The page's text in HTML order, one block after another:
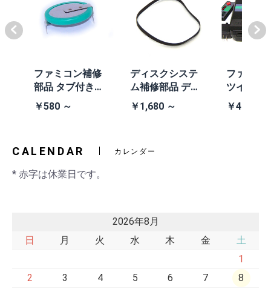
ファミコン補修
部品 タブ付きコ
イン電池(CR203
2)
￥580 ～
ディスクシステ
ム補修部品 ディ
スクシステム用
交換ベルト
￥1,680 ～
ファミコ
ツインフ
ン本体
黒・連射
￥41,980
CALENDAR カレンダー
* 赤字は休業日です。
2026年8月
日
月 火 水 木 金
土
1
2
3 4 5 6 7
8